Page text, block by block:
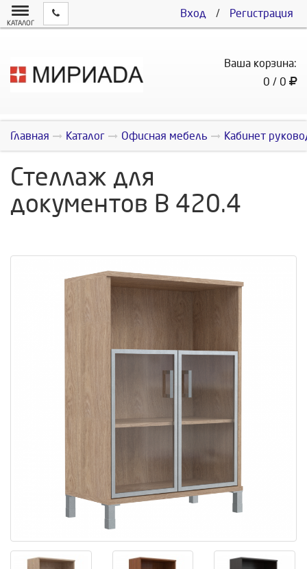
Вход / Регистрация
КАТАЛОГ
Ваша корзина:
0 / 0
Главная Каталог Офисная мебель Кабинет
Стеллаж для
документов В 420.4